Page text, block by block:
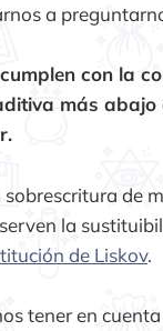
a
con la
más abajo
sobrescritura de
la
de Liskov.
tener en